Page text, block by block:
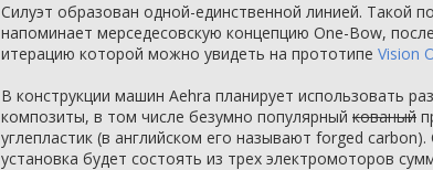
Силуэт образован одной-единственной линией. Такой
напоминает мерседесовскую концепцию One-Bow,
итерацию которой можно увидеть на прототипе Vision
В конструкции машин Aehra планирует использовать
композиты, в том числе безумно популярный кованый
углепластик (в английском его называют forged carbon).
установка будет состоять из трех электромоторов